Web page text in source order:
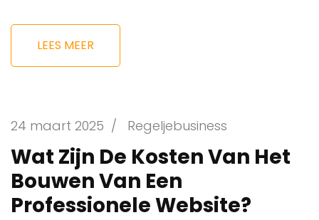
LEES MEER
24 maart 2025 / Regeljebusiness
Wat Zijn De Kosten Van Het
Bouwen Van Een
Professionele Website?